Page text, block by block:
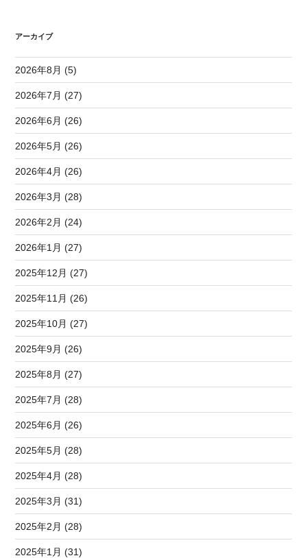
アーカイブ
2026年8月 (5)
2026年7月 (27)
2026年6月 (26)
2026年5月 (26)
2026年4月 (26)
2026年3月 (28)
2026年2月 (24)
2026年1月 (27)
2025年12月 (27)
2025年11月 (26)
2025年10月 (27)
2025年9月 (26)
2025年8月 (27)
2025年7月 (28)
2025年6月 (26)
2025年5月 (28)
2025年4月 (28)
2025年3月 (31)
2025年2月 (28)
2025年1月 (31)